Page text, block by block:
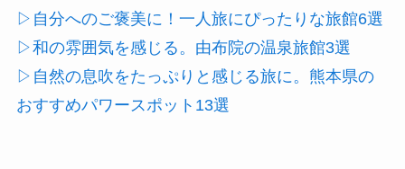
▷自分へのご褒美に！一人旅にぴったりな旅館6選
▷和の雰囲気を感じる。由布院の温泉旅館3選
▷自然の息吹をたっぷりと感じる旅に。熊本県の
おすすめパワースポット13選